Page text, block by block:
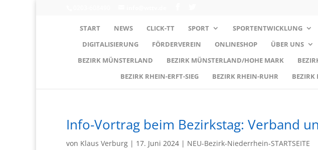
START NEWS CLICK-TT SPORT SPORTENTWICKLUNG
DIGITALISIERUNG
FÖRDERVEREIN ONLINESHOP ÜBER UNS
BEZIRK MÜNSTERLAND
BEZIRK MÜNSTERLAND/HOHE MARK
BEZIRK RHEIN-ERFT-SIEG
BEZIRK RHEIN-RUHR BEZIRK
Info-Vortrag beim Bezirkstag: Verband
von Klaus Verburg | 17. Juni 2024 | NEU-Bezirk-Niederrhein-STARTSEITE